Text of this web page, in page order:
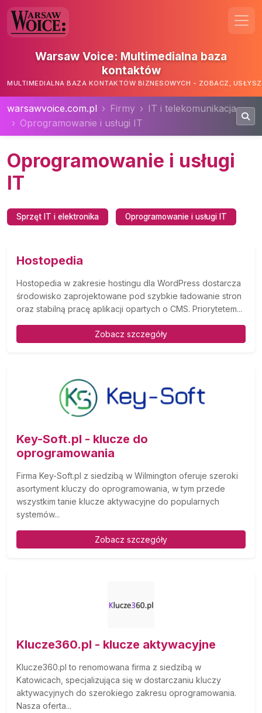
Warsaw Voice: Multimedialna baza
kontaktów
MULTIMEDIALNA BAZA KONTAKTÓW BIZNESOWYCH - ZOBACZ,
warsawvoice.com.pl Firmy
IT i telekomunikacja
Oprogramowanie i usługi IT
Oprogramowanie i usługi
IT
Sprzęt IT i elektronika Oprogramowanie i usługi IT
Hostopedia
Hostopedia w zakresie hostingu dla WordPress dostarcza
środowisko zaprojektowane pod szybkie ładowanie stron
oraz stabilną pracę aplikacji opartych o CMS. Priorytetem...
Zobacz szczegóły
Key-Soft.pl - klucze do
oprogramowania
Firma Key-Soft.pl z siedzibą w Wilmington oferuje szeroki
asortyment kluczy do oprogramowania, w tym przede
wszystkim tanie klucze aktywacyjne do popularnych
systemów...
Zobacz szczegóły
Klucze360.pl - klucze aktywacyjne
Klucze360.pl to renomowana firma z siedzibą w
Katowicach, specjalizująca się w dostarczaniu kluczy
aktywacyjnych do szerokiego zakresu oprogramowania.
Nasza oferta...